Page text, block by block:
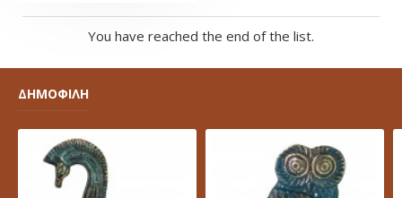
You have reached the end of the list.
ΔΗΜΟΦΙΛΗ